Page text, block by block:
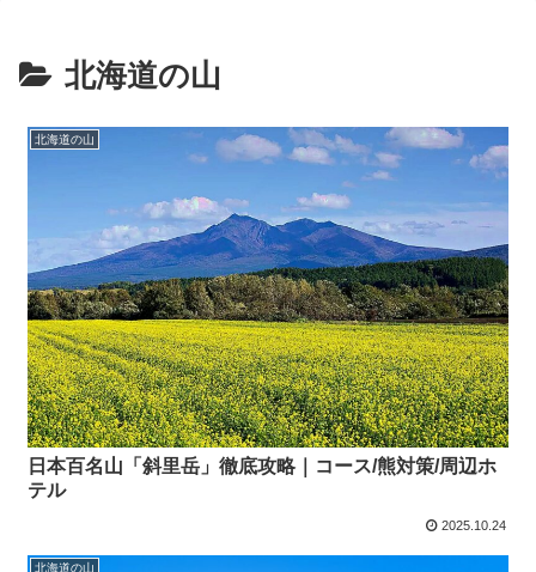
北海道の山
北海道の山
日本百名山「斜里岳」徹底攻略｜コース/熊対策/周辺ホ
テル
2025.10.24
北海道の山